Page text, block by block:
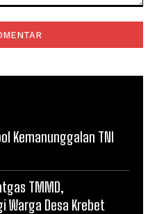
Kemanunggalan TNI
TMMD,
Warga Desa Krebet